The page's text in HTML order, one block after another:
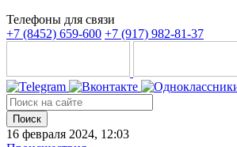
Телефоны для связи
+7 (8452) 659-600 +7 (917) 982-81-37
Поиск
16 февраля 2024, 12:03